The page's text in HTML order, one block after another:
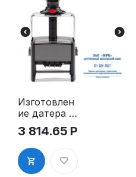
Изготовлен
ие датера с
полем для
текста
59х38 мм,
на
автоматиче
3 814.65 Р